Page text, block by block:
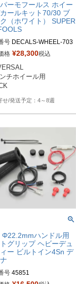
ーモフールス ホイー
ールキット70/30 ブ
（ホワイト） SUPER
号 DECALS-WHEEL-703
格 ¥28,300税込
チホイール用
4～8週
Φ22.2mmハンドル用
グリップ ヘビーデュ
ー ビルトイン4Sn デ
号 45851
型番：P141-5229